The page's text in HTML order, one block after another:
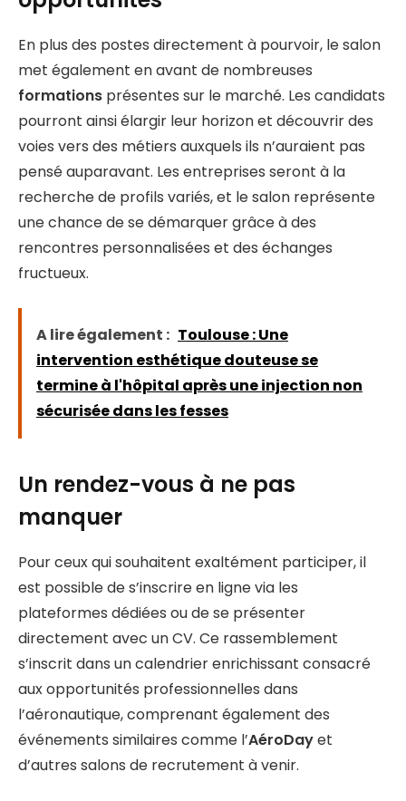
En plus des postes directement à pourvoir, le salon
met également en avant de nombreuses
formations présentes sur le marché. Les candidats
pourront ainsi élargir leur horizon et découvrir des
voies vers des métiers auxquels ils n’auraient pas
pensé auparavant. Les entreprises seront à la
recherche de profils variés, et le salon représente
une chance de se démarquer grâce à des
rencontres personnalisées et des échanges
fructueux.
A lire également : Toulouse : Une
intervention esthétique douteuse se
termine à l'hôpital après une injection non
sécurisée dans les fesses
Un rendez-vous à ne pas
manquer
Pour ceux qui souhaitent exaltément participer, il
est possible de s’inscrire en ligne via les
plateformes dédiées ou de se présenter
directement avec un CV. Ce rassemblement
s’inscrit dans un calendrier enrichissant consacré
aux opportunités professionnelles dans
l’aéronautique, comprenant également des
événements similaires comme l’AéroDayet
d’autres salons de recrutement à venir.